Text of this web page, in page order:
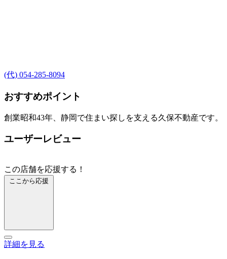
(代) 054-285-8094
おすすめポイント
創業昭和43年、静岡で住まい探しを支える久保不動産です。
ユーザーレビュー
この店舗を応援する！
ここから応援
詳細を見る